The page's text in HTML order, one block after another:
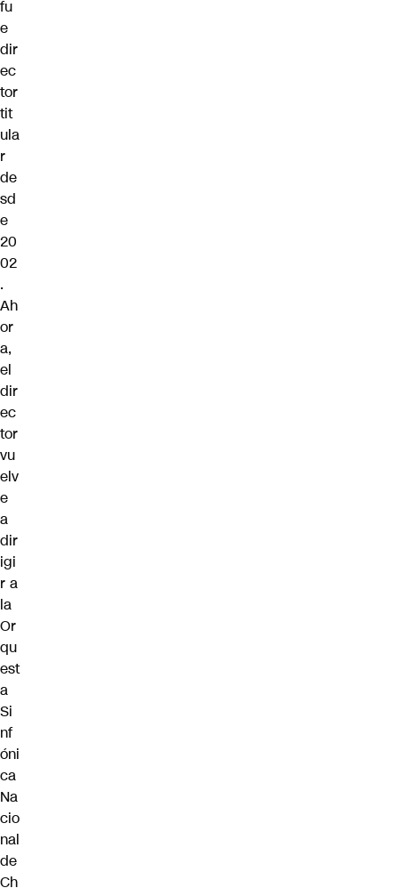
fu
e
dir
ec
tor
tit
ula
r
de
sd
e
20
02
.
Ah
or
a,
el
dir
ec
tor
vu
elv
e
a
dir
igi
r a
la
Or
qu
est
a
Si
nf
óni
ca
Na
cio
nal
de
Ch